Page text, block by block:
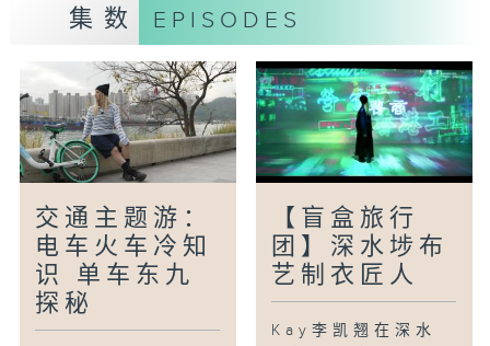
集数 EPISODES
交通主题游：
电车火车冷知
识 单车东九
探秘
【盲盒旅行
团】深水埗布
艺制衣匠人
Kay李凯翘在深水